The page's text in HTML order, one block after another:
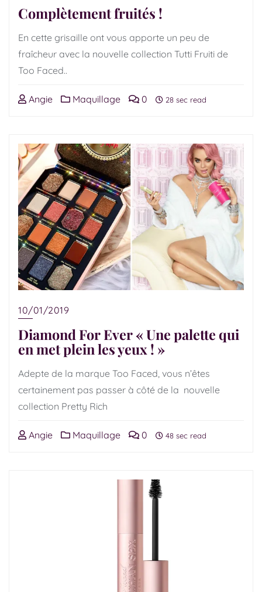
Complètement fruités !
En cette grisaille ont vous apporte un peu de
fraîcheur avec la nouvelle collection Tutti Fruiti de
Too Faced..
Angie Maquillage 0 28 sec read
10/01/2019
Diamond For Ever « Une palette qui
en met plein les yeux ! »
Adepte de la marque Too Faced, vous n’êtes
certainement pas passer à côté de la nouvelle
collection Pretty Rich
Angie Maquillage 0 48 sec read